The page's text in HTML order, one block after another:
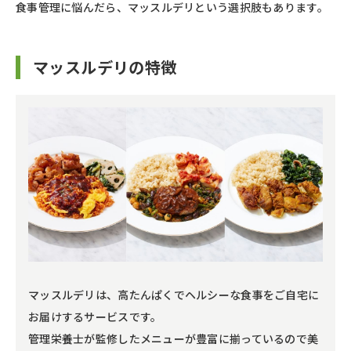
食事管理に悩んだら、マッスルデリという選択肢もあります。
マッスルデリの特徴
マッスルデリは、高たんぱくでヘルシーな食事をご自宅に
お届けするサービスです。
管理栄養士が監修したメニューが豊富に揃っているので美